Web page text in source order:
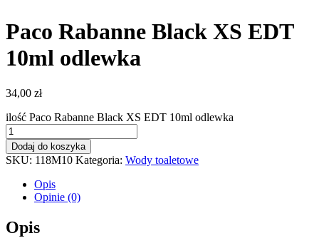
Paco Rabanne Black XS EDT
10ml odlewka
34,00 zł
ilość Paco Rabanne Black XS EDT 10ml odlewka
Dodaj do koszyka
SKU: 118M10 Kategoria: Wody toaletowe
Opis
Opinie (0)
Opis